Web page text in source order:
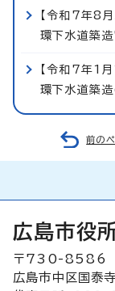
【令和7年8
環下水道築
【令和7年1
環下水道築
前の
広島市役
〒730-8586
広島市中区国泰